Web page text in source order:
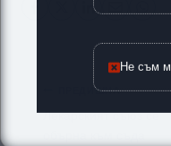
Навигация
ПРЕДИШНА
Лекарският съюз се
Не съм